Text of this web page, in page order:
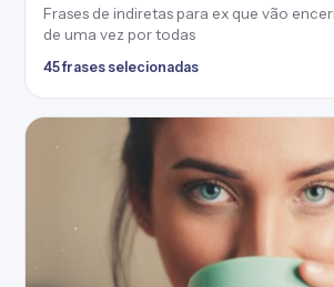
Frases de indiretas para ex que vão
de uma vez por todas
45 frases selecionadas